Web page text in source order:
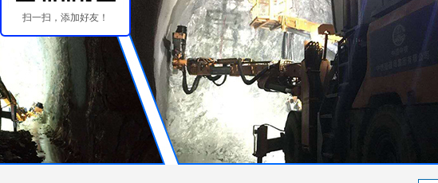
扫一扫，添加好友！